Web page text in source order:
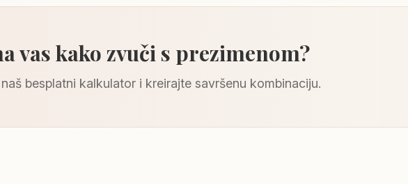
vas kako zvuči s prezimenom?
besplatni kalkulator i kreirajte savršenu kombinaciju.